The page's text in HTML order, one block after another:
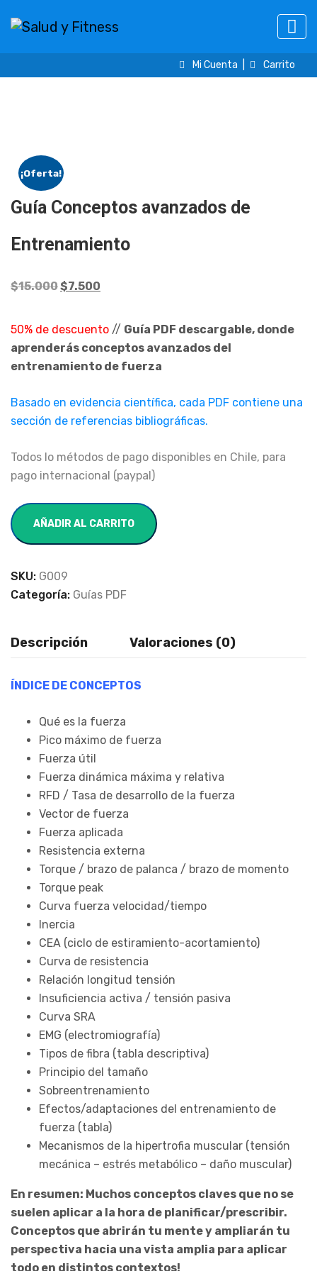
Mi Cuenta Carrito
¡Oferta!
Guía Conceptos avanzados de
Entrenamiento
$15.000$7.500
50% de descuento // Guía PDF descargable, donde
aprenderás conceptos avanzados del
entrenamiento de fuerza
Basado en evidencia científica, cada PDF contiene una
sección de referencias bibliográficas.
Todos lo métodos de pago disponibles en Chile, para
pago internacional (paypal)
AÑADIR AL CARRITO
SKU: G009
Categoría: Guías PDF
Descripción Valoraciones (0)
ÍNDICE DE CONCEPTOS
Qué es la fuerza
Pico máximo de fuerza
Fuerza útil
Fuerza dinámica máxima y relativa
RFD / Tasa de desarrollo de la fuerza
Vector de fuerza
Fuerza aplicada
Resistencia externa
Torque / brazo de palanca / brazo de momento
Torque peak
Curva fuerza velocidad/tiempo
Inercia
CEA (ciclo de estiramiento-acortamiento)
Curva de resistencia
Relación longitud tensión
Insuficiencia activa / tensión pasiva
Curva SRA
EMG (electromiografía)
Tipos de fibra (tabla descriptiva)
Principio del tamaño
Sobreentrenamiento
Efectos/adaptaciones del entrenamiento de
fuerza (tabla)
Mecanismos de la hipertrofia muscular (tensión
mecánica – estrés metabólico – daño muscular)
En resumen: Muchos conceptos claves que no se
suelen aplicar a la hora de planificar/prescribir.
Conceptos que abrirán tu mente y ampliarán tu
perspectiva hacia una vista amplia para aplicar
todo en distintos contextos!